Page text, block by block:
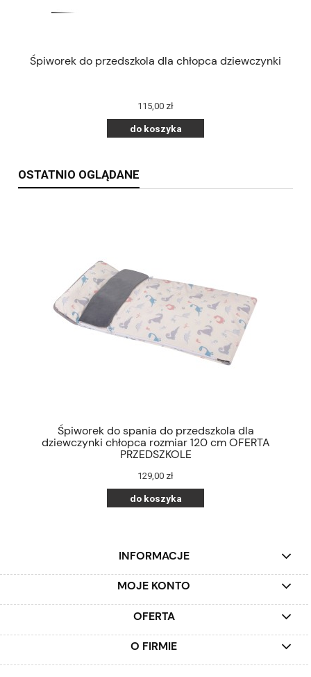
Śpiworek do przedszkola dla chłopca dziewczynki
115,00 zł
do koszyka
OSTATNIO OGLĄDANE
Śpiworek do spania do przedszkola dla
dziewczynki chłopca rozmiar 120 cm OFERTA
PRZEDSZKOLE
129,00 zł
do koszyka
INFORMACJE
MOJE KONTO
OFERTA
O FIRMIE